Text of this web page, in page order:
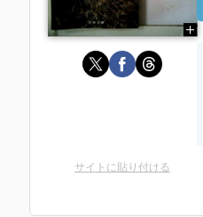
サイトに貼り付ける